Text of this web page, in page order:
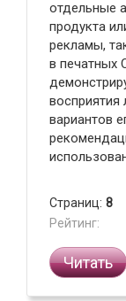
отдельные
продукта
рекламы,
в печатных
восприятия
вариантов
Страниц: 8
Рейтинг:
Читать